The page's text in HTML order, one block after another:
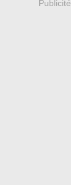
Publicité